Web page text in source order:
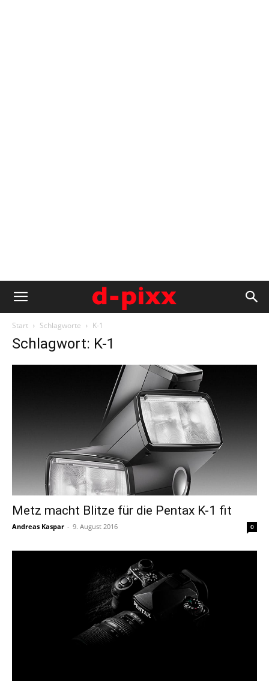
Start Schlagworte K-1
Schlagwort: K-1
Metz macht Blitze für die Pentax K-1 fit
Andreas Kaspar - 9. August 2016 0